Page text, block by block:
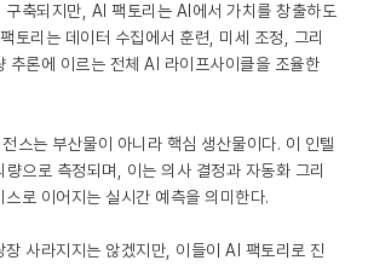
구축되지만, AI 팩토리는 AI에서 가치를 창출하도
토리는 데이터 수집에서 훈련, 미세 조정, 그리
추론에 이르는 전체 AI 라이프사이클을 조율한
스는 부산물이 아니라 핵심 생산물이다. 이 인텔
으로 측정되며, 이는 의사 결정과 자동화 그리
로 이어지는 실시간 예측을 의미한다.
장 사라지지는 않겠지만, 이들이 AI 팩토리로 진